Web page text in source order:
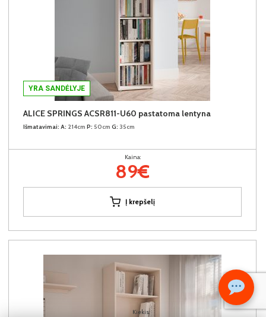
Kiekis:
YRA SANDĖLYJE
ALICE SPRINGS ACSR811-U60 pastatoma lentyna
Išmatavimai: A: 214cm P: 50cm G: 35cm
Kaina:
89€
Į krepšelį